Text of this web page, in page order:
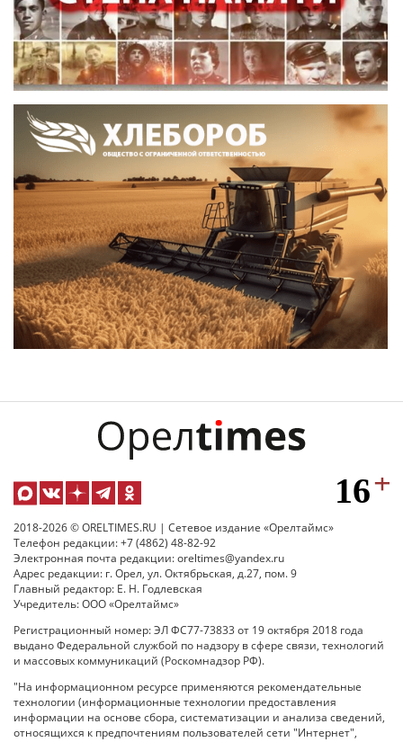
2018-2026 © ORELTIMES.RU | Сетевое издание «Орелтаймс»
Телефон редакции: +7 (4862) 48-82-92
Электронная почта редакции: oreltimes@yandex.ru
Адрес редакции: г. Орел, ул. Октябрьская, д.27, пом. 9
Главный редактор: Е. Н. Годлевская
Учредитель: ООО «Орелтаймс»
Регистрационный номер: ЭЛ ФС77-73833 от 19 октября 2018 года
выдано Федеральной службой по надзору в сфере связи, технологий
и массовых коммуникаций (Роскомнадзор РФ).
"На информационном ресурсе применяются рекомендательные
технологии (информационные технологии предоставления
информации на основе сбора, систематизации и анализа сведений,
относящихся к предпочтениям пользователей сети "Интернет",